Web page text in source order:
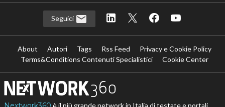
Seguici
About Autori Tags Rss Feed
Privacy e Cookie Policy
Terms&Conditions Contenuti Specialistici
Cookie Center
è il più grande network in Italia di testate e portali